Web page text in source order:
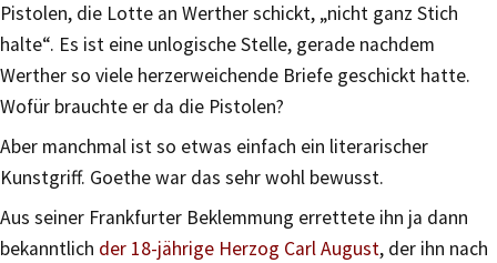
Pistolen, die Lotte an Werther schickt, „nicht ganz Stich
halte“. Es ist eine unlogische Stelle, gerade nachdem
Werther so viele herzerweichende Briefe geschickt hatte.
Wofür brauchte er da die Pistolen?
Aber manchmal ist so etwas einfach ein literarischer
Kunstgriff. Goethe war das sehr wohl bewusst.
Aus seiner Frankfurter Beklemmung errettete ihn ja dann
bekanntlich der 18-jährige Herzog Carl August, der ihn nach